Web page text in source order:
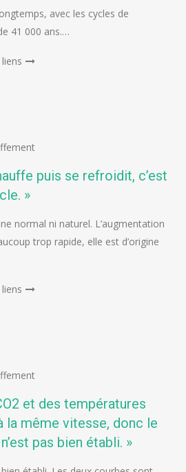
avec les cycles de
41 000 ans.…
puis se refroidit, c’est
»
normal ni naturel. L’augmentation
trop rapide, elle est d’origine
et des températures
la même vitesse, donc le
pas bien établi. »